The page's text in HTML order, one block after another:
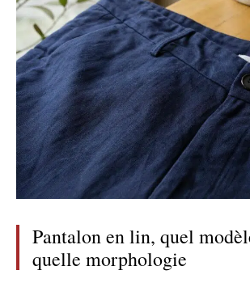
Pantalon en lin, quel
quelle morphologie